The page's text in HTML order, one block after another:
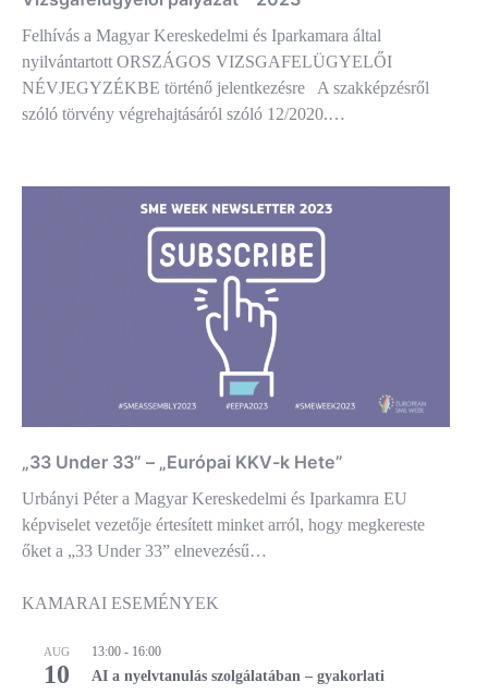
Felhívás a Magyar Kereskedelmi és Iparkamara által
nyilvántartott ORSZÁGOS VIZSGAFELÜGYELŐI
NÉVJEGYZÉKBE történő jelentkezésre A szakképzésről
szóló törvény végrehajtásáról szóló 12/2020.…
„33 Under 33” – „Európai KKV-k Hete”
Urbányi Péter a Magyar Kereskedelmi és Iparkamra EU
képviselet vezetője értesített minket arról, hogy megkereste
őket a „33 Under 33” elnevezésű…
KAMARAI ESEMÉNYEK
AUG
10
13:00 - 16:00
AI a nyelvtanulás szolgálatában – gyakorlati